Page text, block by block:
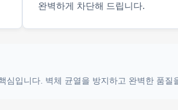
완벽하게 차단해 드립니다.
입니다. 벽체 균열을 방지하고 완벽한 품